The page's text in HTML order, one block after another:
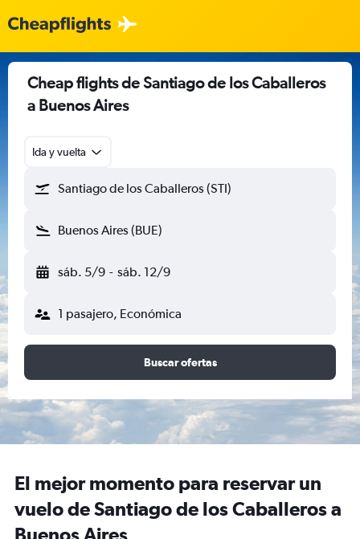
Cheap flights de Santiago de los Caballeros
a Buenos Aires
Ida y vuelta
Santiago de los Caballeros (STI)
Buenos Aires (BUE)
sáb. 5/9 - sáb. 12/9
1 pasajero, Económica
Buscar ofertas
El mejor momento para reservar un
vuelo de Santiago de los Caballeros a
Buenos Aires